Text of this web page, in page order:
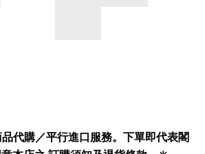
代購／平行進口服務。下單即代表閣